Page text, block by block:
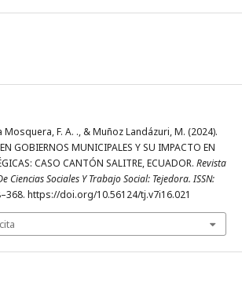
Mosquera, F. A. ., & Muñoz Landázuri, M. (2024).
GOBIERNOS MUNICIPALES Y SU IMPACTO EN
CASO CANTÓN SALITRE, ECUADOR. Revista
Ciencias Sociales Y Trabajo Social: Tejedora. ISSN:
https://doi.org/10.56124/tj.v7i16.021